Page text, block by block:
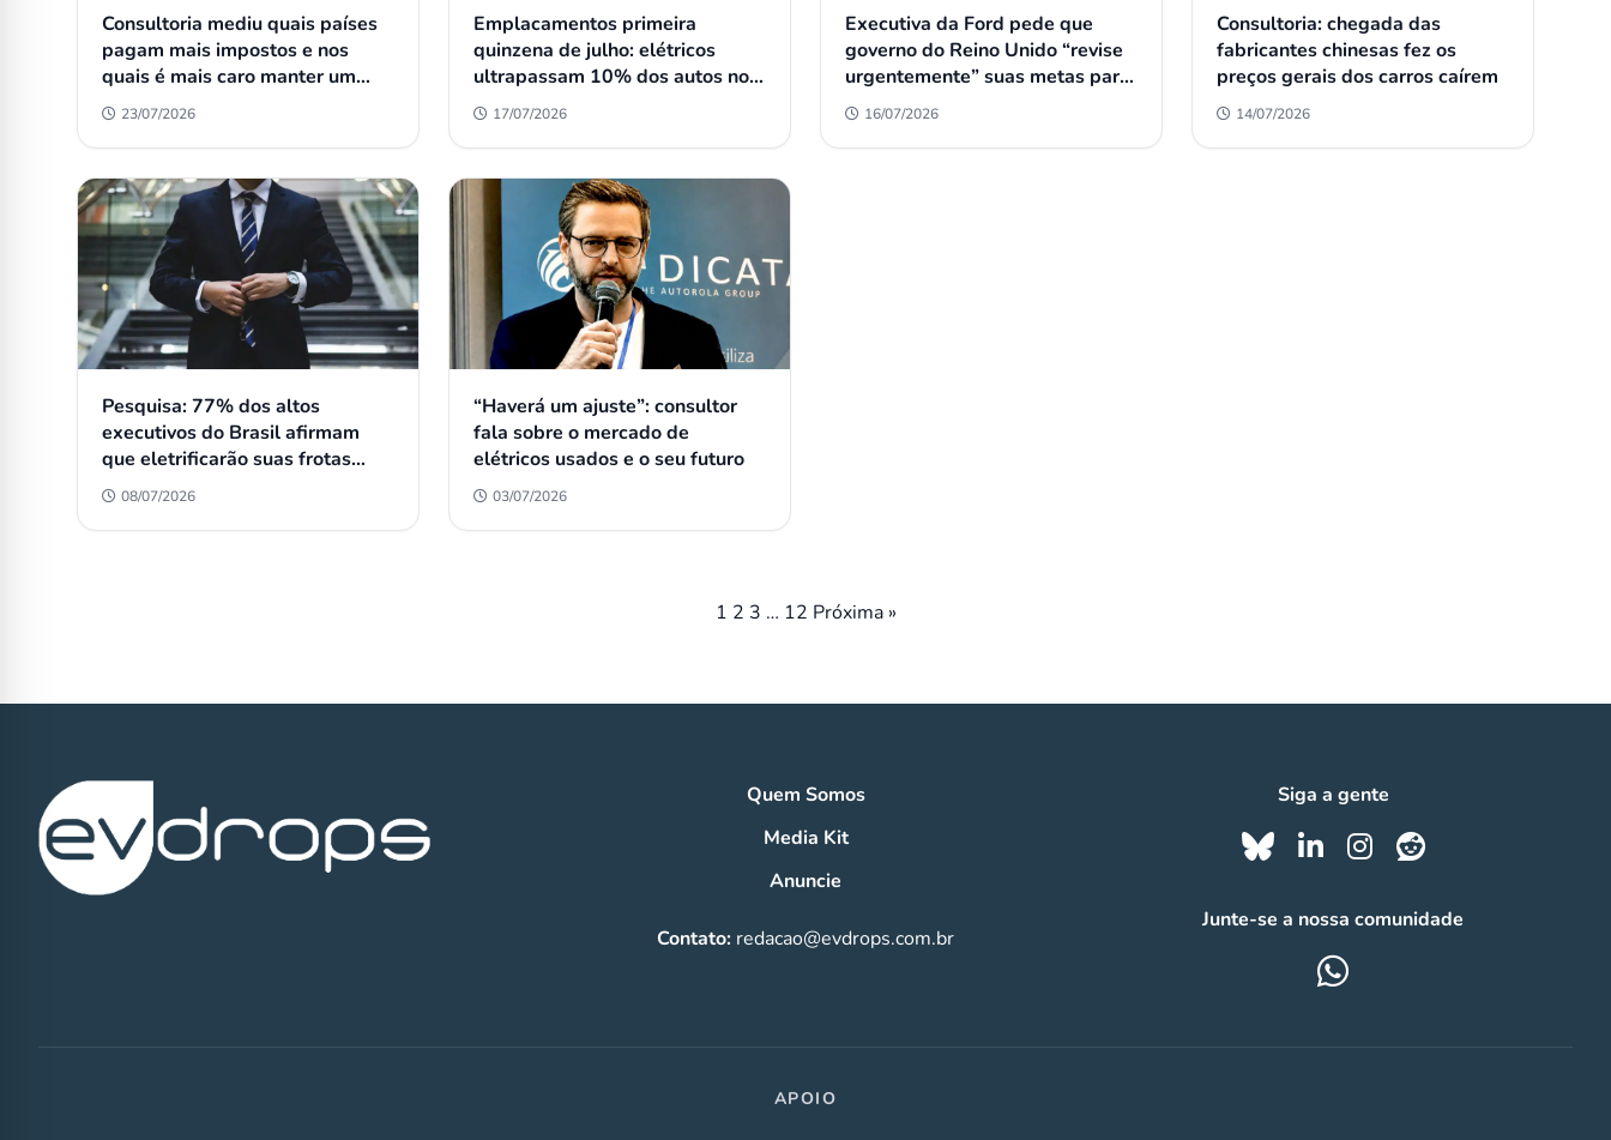
Consultoria mediu quais países
pagam mais impostos e nos
quais é mais caro manter um
carro; veja onde fica o Brasil
23/07/2026
Emplacamentos primeira
quinzena de julho: elétricos
ultrapassam 10% dos autos no
Brasil e Dolphin Mini perde a
coroa do varejo
17/07/2026
Executiva da Ford pede que
governo do Reino Unido “revise
urgentemente” suas metas para
veículos elétricos
16/07/2026
Consultoria: chegada das
fabricantes chinesas fez os
preços gerais dos carros caírem
14/07/2026
Pesquisa: 77% dos altos
executivos do Brasil afirmam
que eletrificarão suas frotas
antes de 2030
08/07/2026
“Haverá um ajuste”: consultor
fala sobre o mercado de
elétricos usados e o seu futuro
03/07/2026
Paginação
1 2 3 … 12 Próxima »
Quem Somos
Media Kit
Anuncie
Contato: redacao@evdrops.com.br
Siga a gente
Junte-se a nossa comunidade
APOIO